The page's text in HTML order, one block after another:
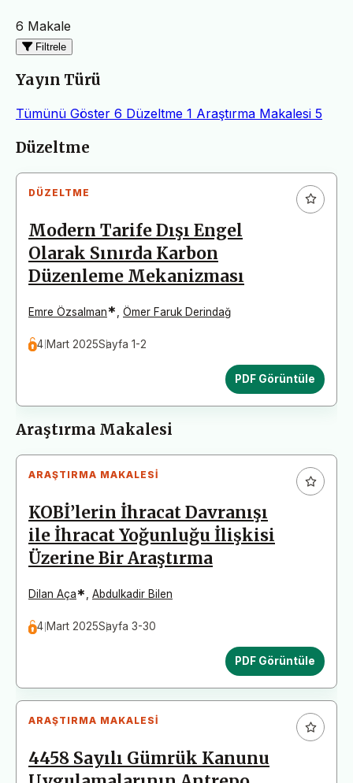
6 Makale
Filtrele
Yayın Türü
Tümünü Göster 6 Düzeltme 1 Araştırma Makalesi 5
Makaleler
Düzeltme
DÜZELTME
Modern Tarife Dışı Engel
Olarak Sınırda Karbon
Düzenleme Mekanizması
Emre Özsalman* Ömer Faruk Derindağ
4 Mart 2025Sayfa 1-2
PDF Görüntüle
Araştırma Makalesi
ARAŞTIRMA MAKALESI
KOBİ’lerin İhracat Davranışı
ile İhracat Yoğunluğu İlişkisi
Üzerine Bir Araştırma
Dilan Aça* Abdulkadir Bilen
4 Mart 2025Sayfa 3-30
PDF Görüntüle
ARAŞTIRMA MAKALESI
4458 Sayılı Gümrük Kanunu